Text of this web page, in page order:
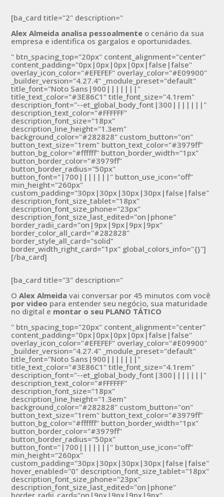
[ba_card title="2" description="
Alex Almeida analisa pessoalmente o cenário da sua
empresa e identifica os gargalos e oportunidades.
" btn_spacing_top="20px" content_alignment="center"
content_padding="0px|0px|0px|0px|false|false"
overlay_icon_color="#EFEFEF" overlay_color="#E09900"
_builder_version="4.27.4" _module_preset="default"
title_font="Noto Sans|900|||||||"
title_text_color="#3E86C1" title_font_size="4.1rem"
description_font="--et_global_body_font|300|||||||"
description_text_color="#FFFFFF"
description_font_size="18px"
description_line_height="1.3em"
background_color="#282828" custom_button="on"
button_text_size="1rem" button_text_color="#3979ff"
button_bg_color="#ffffff" button_border_width="1px"
button_border_color="#3979ff"
button_border_radius="50px"
button_font="|700|||||||" button_use_icon="off"
min_height="260px"
custom_padding="30px|30px|30px|30px|false|false"
description_font_size_tablet="18px"
description_font_size_phone="23px"
description_font_size_last_edited="on|phone"
border_radii_card="on|9px|9px|9px|9px"
border_color_all_card="#282828"
border_style_all_card="solid"
border_width_right_card="1px" global_colors_info="{}"]
[/ba_card]
[ba_card title="3" description="
OAlex Almeida vai conversar por 45 minutos com você
por video para entender seu negócio, sua maturidade
no digital e montar o seu PLANO TÁTICO
" btn_spacing_top="20px" content_alignment="center"
content_padding="0px|0px|0px|0px|false|false"
overlay_icon_color="#EFEFEF" overlay_color="#E09900"
_builder_version="4.27.4" _module_preset="default"
title_font="Noto Sans|900|||||||"
title_text_color="#3E86C1" title_font_size="4.1rem"
description_font="--et_global_body_font|300|||||||"
description_text_color="#FFFFFF"
description_font_size="18px"
description_line_height="1.3em"
background_color="#282828" custom_button="on"
button_text_size="1rem" button_text_color="#3979ff"
button_bg_color="#ffffff" button_border_width="1px"
button_border_color="#3979ff"
button_border_radius="50px"
button_font="|700|||||||" button_use_icon="off"
min_height="260px"
custom_padding="30px|30px|30px|30px|false|false"
hover_enabled="0" description_font_size_tablet="18px"
description_font_size_phone="23px"
description_font_size_last_edited="on|phone"
border_radii_card="on|9px|9px|9px|9px"